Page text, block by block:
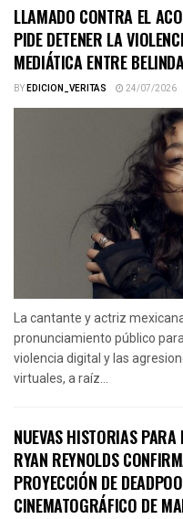
LLAMADO CONTRA EL
PIDE DETENER LA
MEDIÁTICA ENTRE
BYEDICION_VERITAS 24/07/2026
La cantante y actriz
pronunciamiento público
violencia digital y las
virtuales, a raíz...
NUEVAS HISTORIAS
RYAN REYNOLDS
PROYECCIÓN DE
CINEMATOGRÁFICO DE